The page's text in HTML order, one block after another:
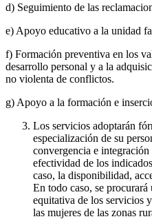
d) Seguimiento de las
e) Apoyo educativo a la unidad
f) Formación preventiva en los
desarrollo personal y a la
no violenta de conflictos.
g) Apoyo a la formación e
Los servicios adoptarán
especialización de su
convergencia e
efectividad de los
caso, la disponibilidad,
En todo caso, se
equitativa de los servicios
las mujeres de las zonas